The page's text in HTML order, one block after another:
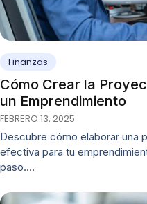
Finanzas
Cómo Crear la
un Emprendimiento
FEBRERO 13, 2025
Descubre cómo elaborar una
efectiva para tu
paso.…